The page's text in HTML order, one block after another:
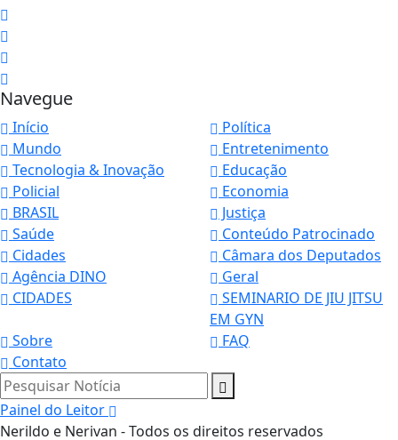
Navegue
Início
Política
Mundo
Entretenimento
Tecnologia & Inovação
Educação
Policial
Economia
BRASIL
Justiça
Saúde
Conteúdo Patrocinado
Cidades
Câmara dos Deputados
Agência DINO
Geral
CIDADES
SEMINARIO DE JIU JITSU
EM GYN
Sobre
FAQ
Contato
Pesquisar Notícia
Painel do Leitor
Nerildo e Nerivan - Todos os direitos reservados
Termos de Uso e Privacidade